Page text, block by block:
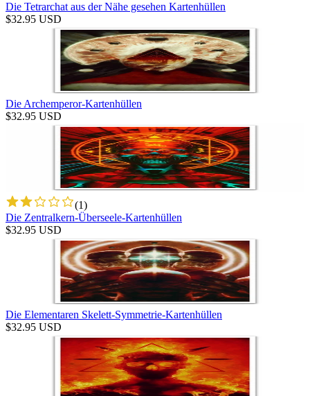
Die Tetrarchat aus der Nähe gesehen Kartenhüllen
$32.95 USD
Die Archemperor-Kartenhüllen
$32.95 USD
(1)
Die Zentralkern-Überseele-Kartenhüllen
$32.95 USD
Die Elementaren Skelett-Symmetrie-Kartenhüllen
$32.95 USD